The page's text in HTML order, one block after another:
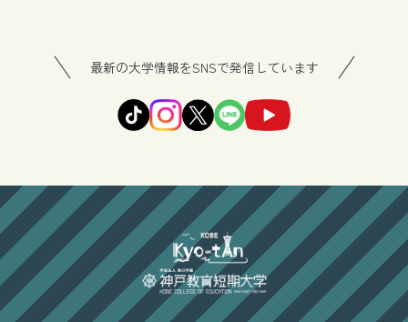
最新の大学情報をSNSで発信しています